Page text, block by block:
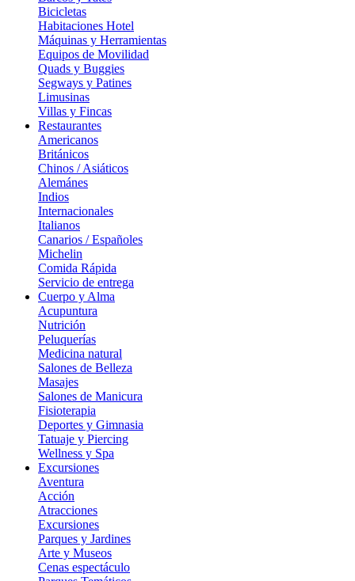
Bicicletas
Habitaciones Hotel
Máquinas y Herramientas
Equipos de Movilidad
Quads y Buggies
Segways y Patines
Limusinas
Villas y Fincas
Restaurantes
Americanos
Británicos
Chinos / Asiáticos
Alemánes
Indios
Internacionales
Italianos
Canarios / Españoles
Michelin
Comida Rápida
Servicio de entrega
Cuerpo y Alma
Acupuntura
Nutrición
Peluquerías
Medicina natural
Salones de Belleza
Masajes
Salones de Manicura
Fisioterapia
Deportes y Gimnasia
Tatuaje y Piercing
Wellness y Spa
Excursiones
Aventura
Acción
Atracciones
Excursiones
Parques y Jardines
Arte y Museos
Cenas espectáculo